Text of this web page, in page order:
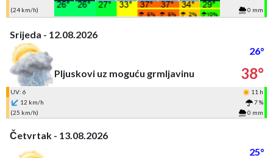
(24 km/h)
0 mm
Srijeda - 12.08.2026
26°
Pljuskovi uz moguću grmljavinu
38°
UV: 6
11 h
12 km/h
7 %
(25 km/h)
0 mm
Četvrtak - 13.08.2026
25°